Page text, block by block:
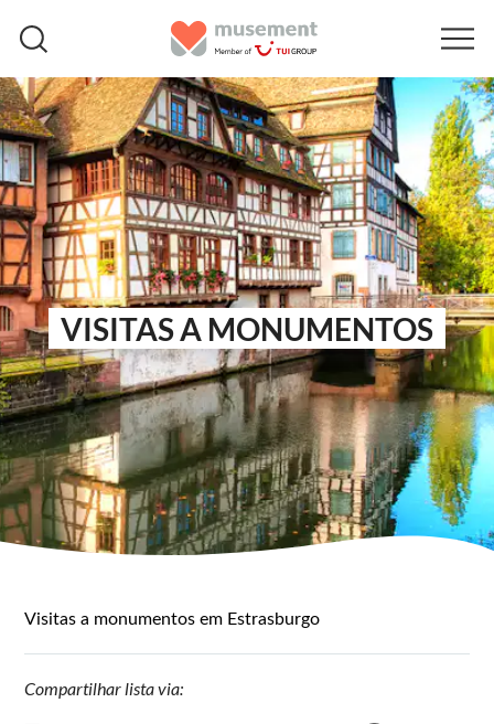
VISITAS A MONUMENTOS
Visitas a monumentos em Estrasburgo
Compartilhar lista via: